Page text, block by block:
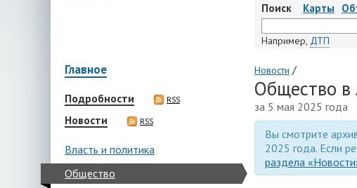
Поиск Карты
Например, ДТП
Главное
Подробности RSS
Новости RSS
Власть и политика
Общество
Новости /
Общество в
за 5 мая 2025 года
Вы смотрите
2025 года. Если
раздела